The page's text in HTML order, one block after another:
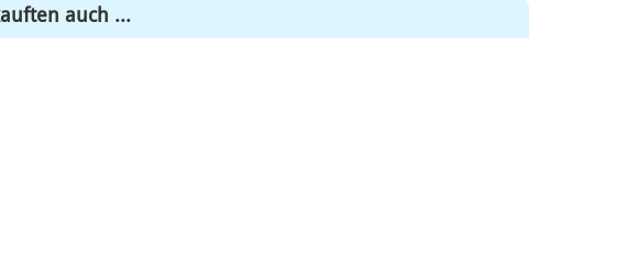
auch ...